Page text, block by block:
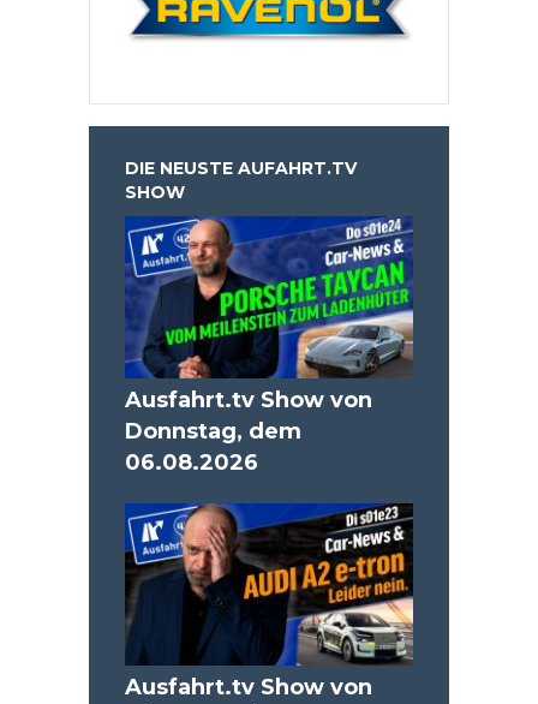
DIE NEUSTE AUFAHRT.TV
SHOW
Ausfahrt.tv Show von
Donnstag, dem
06.08.2026
Ausfahrt.tv Show von